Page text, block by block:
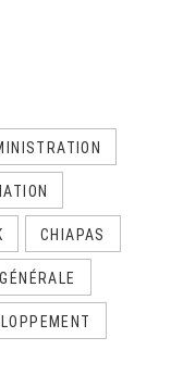
CHIAPAS